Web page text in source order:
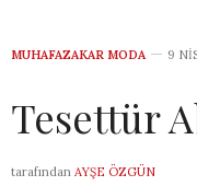
MUHAFAZAKAR MODA 9
Tesettür
tarafından AYŞE ÖZGÜN